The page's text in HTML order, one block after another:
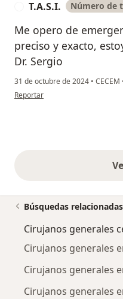
T.A.S.I. Número de
Me opero de
preciso y exacto,
Dr. Sergio
31 de octubre de 2024 • CECEM
en opinión del usuario T.A.S.I.
Reportar
Búsquedas relacionadas
Cirujanos generales
Cirujanos generales
Cirujanos generales
Cirujanos generales